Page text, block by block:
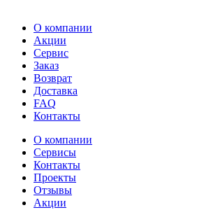
О компании
Акции
Сервис
Заказ
Возврат
Доставка
FAQ
Контакты
О компании
Сервисы
Контакты
Проекты
Отзывы
Акции